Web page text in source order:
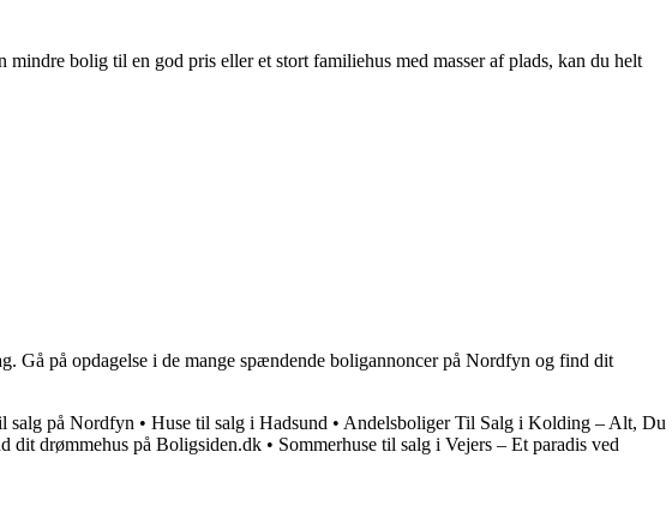
bolig til en god pris eller et stort familiehus med masser af plads, kan du helt
Gå på opdagelse i de mange spændende boligannoncer på Nordfyn og find dit
salg på Nordfyn • Huse til salg i Hadsund • Andelsboliger Til Salg i Kolding – Alt, Du
dit drømmehus på Boligsiden.dk • Sommerhuse til salg i Vejers – Et paradis ved